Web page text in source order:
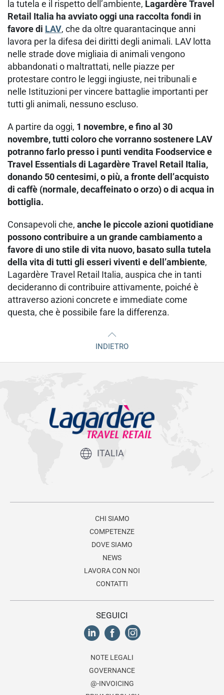
la tutela e il rispetto dell’ambiente, Lagardère Travel
Retail Italia ha avviato oggi una raccolta fondi in
favore di LAV, che da oltre quarantacinque anni
lavora per la difesa dei diritti degli animali. LAV lotta
nelle strade dove migliaia di animali vengono
abbandonati o maltrattati, nelle piazze per
protestare contro le leggi ingiuste, nei tribunali e
nelle Istituzioni per vincere battaglie importanti per
tutti gli animali, nessuno escluso.
A partire da oggi, 1 novembre, e fino al 30
novembre, tutti coloro che vorranno sostenere LAV
potranno farlo presso i punti vendita Foodservice e
Travel Essentials di Lagardère Travel Retail Italia,
donando 50 centesimi, o più, a fronte dell’acquisto
di caffè (normale, decaffeinato o orzo)o di acqua in
bottiglia.
Consapevoli che, anche le piccole azioni quotidiane
possono contribuire a un grande cambiamento a
favore di uno stile di vita nuovo, basato sulla tutela
della vita di tutti gli esseri viventi e dell’ambiente,
Lagardère Travel Retail Italia, auspica che in tanti
decideranno di contribuire attivamente, poiché è
attraverso azioni concrete e immediate come
questa, che è possibile fare la differenza.
INDIETRO
ITALIA
CHI SIAMO
COMPETENZE
DOVE SIAMO
NEWS
LAVORA CON NOI
CONTATTI
SEGUICI
NOTE LEGALI
GOVERNANCE
@-INVOICING